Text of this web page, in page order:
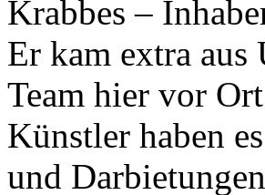
Krabbes –
Er kam extra
Team hier vor
Künstler haben
und